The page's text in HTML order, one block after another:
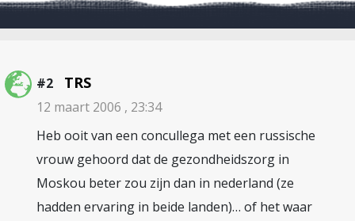
#2 TRS
12 maart 2006 , 23:34
Heb ooit van een concullega met een russische
vrouw gehoord dat de gezondheidszorg in
Moskou beter zou zijn dan in nederland (ze
hadden ervaring in beide landen)… of het waar